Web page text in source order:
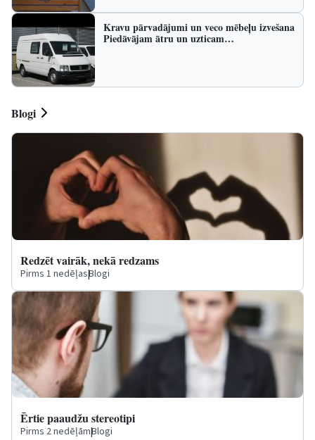
Kravu pārvadājumi un veco mēbeļu izvešana
Piedāvājam ātru un uzticam…
Blogi
Redzēt vairāk, nekā redzams
Pirms 1 nedēļas|Blogi
Ērtie paaudžu stereotipi
Pirms 2 nedēļām|Blogi